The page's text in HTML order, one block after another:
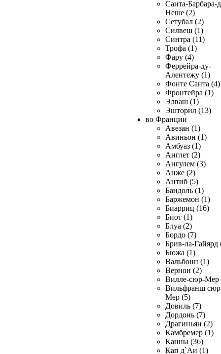
Санта-Барбара-
Неше (2)
Сетубал (2)
Силвеш (1)
Синтра (11)
Трофа (1)
Фару (4)
Феррейра-ду-
Алентежу (1)
Фонте Санта (4)
Фронтейра (1)
Элваш (1)
Эшторил (13)
во Франции
Авезан (1)
Авиньон (1)
Амбуаз (1)
Англет (2)
Ангулем (3)
Анже (2)
Антиб (5)
Бандоль (1)
Баржемон (1)
Биарриц (16)
Биот (1)
Блуа (2)
Бордо (7)
Брив-ла-Гайярд
Бюжа (1)
Вальбонн (1)
Вернон (2)
Вилле-сюр-Мер
Вильфранш сюр
Мер (5)
Довиль (7)
Дордонь (7)
Драгиньян (2)
Камбремер (1)
Канны (36)
Кап д`Аи (1)